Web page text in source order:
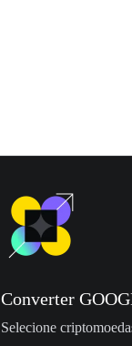
Converter
Selecione